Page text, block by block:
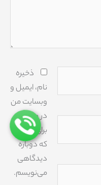
ذخیره
نام، ایمیل و
وبسایت من
در مرورگر
برای زمانی
که دوباره
دیدگاهی
می‌نویسم.